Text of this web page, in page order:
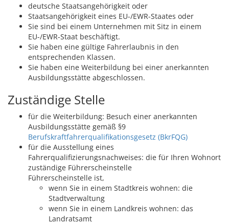
deutsche Staatsangehörigkeit oder
Staatsangehörigkeit eines EU-/EWR-Staates oder
Sie sind bei einem Unternehmen mit Sitz in einem
EU-/EWR-Staat beschäftigt.
Sie haben eine gültige Fahrerlaubnis in den
entsprechenden Klassen.
Sie haben eine Weiterbildung bei einer anerkannten
Ausbildungsstätte abgeschlossen.
Zuständige Stelle
für die Weiterbildung: Besuch einer anerkannten
Ausbildungsstätte gemäß §9
Berufskraftfahrerqualifikationsgesetz (BkrFQG)
für die Ausstellung eines
Fahrerqualifizierungsnachweises: die für Ihren Wohnort
zuständige Führerscheinstelle
Führerscheinstelle ist,
wenn Sie in einem Stadtkreis wohnen: die
Stadtverwaltung
wenn Sie in einem Landkreis wohnen: das
Landratsamt